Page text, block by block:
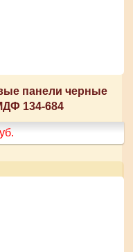
панели черные
134-684